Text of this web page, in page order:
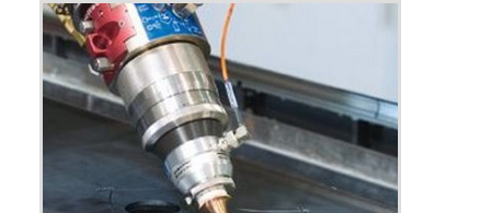
Metalúrgica Eireli o cliente encontrará ótima
qualidade e um design...